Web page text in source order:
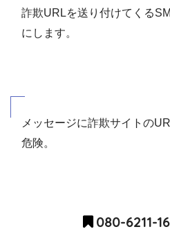
詐欺URLを送り付けてくる
にします。
メッセージに詐欺サイトの
危険。
080-6211-